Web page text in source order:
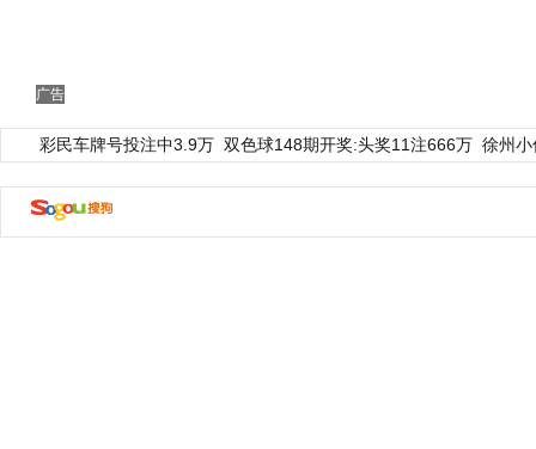
广告
彩民车牌号投注中3.9万 双色球148期开奖:头奖11注666万 徐州